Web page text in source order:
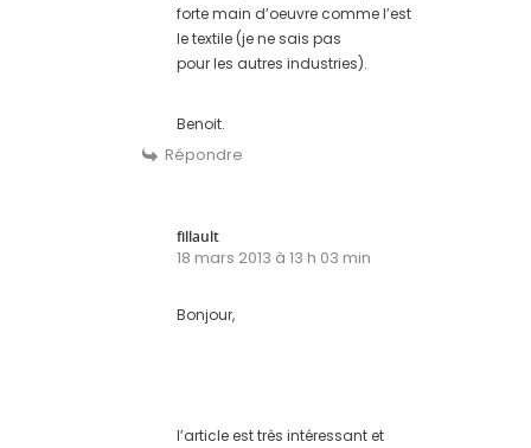
forte main d’oeuvre comme l’est
le textile (je ne sais pas
pour les autres industries).
Benoit.
Répondre
fillault
18 mars 2013 à 13 h 03 min
Bonjour,
l’article est très intéressant et